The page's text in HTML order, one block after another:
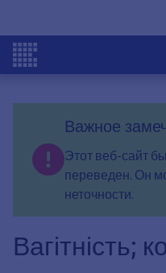
Важное
Этот веб-сайт
переведен. Он
неточности.
Вагітність;